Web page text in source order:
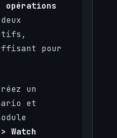
opérations
pour
un
et
Watch